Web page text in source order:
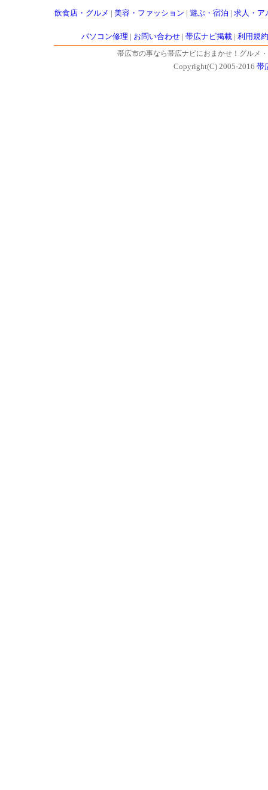
飲食店・グルメ 美容・ファッション 遊ぶ・宿泊 求人・ア
パソコン修理 お問い合わせ| 帯広ナビ掲載| 利用規約
帯広市の事なら帯広ナビにおまかせ！グルメ
Copyright(C) 2005-2016 帯